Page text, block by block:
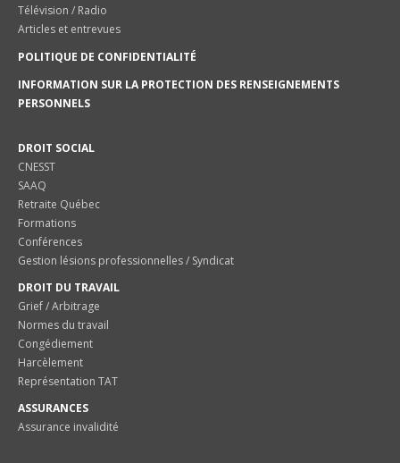
Télévision / Radio
Articles et entrevues
POLITIQUE DE CONFIDENTIALITÉ
INFORMATION SUR LA PROTECTION DES RENSEIGNEMENTS
PERSONNELS
DROIT SOCIAL
CNESST
SAAQ
Retraite Québec
Formations
Conférences
Gestion lésions professionnelles / Syndicat
DROIT DU TRAVAIL
Grief / Arbitrage
Normes du travail
Congédiement
Harcèlement
Représentation TAT
ASSURANCES
Assurance invalidité